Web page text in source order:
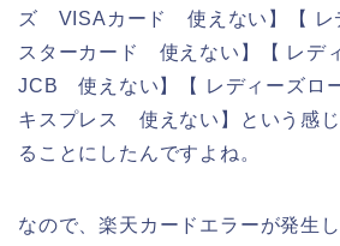
ズ VISAカード 使えない】【 レ
スターカード 使えない】【 レデ
JCB 使えない】【 レディーズロ
キスプレス 使えない】という感
ることにしたんですよね。
なので、楽天カードエラーが発生